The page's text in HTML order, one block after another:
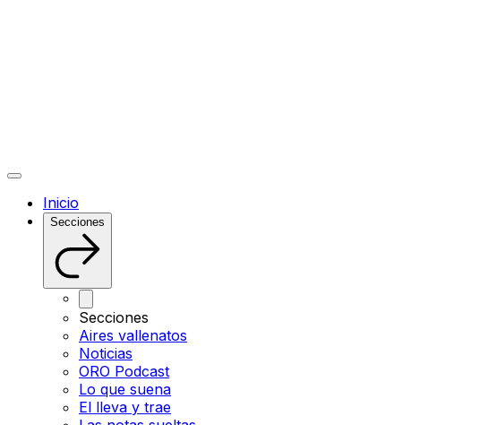
Inicio
Secciones
Secciones
Aires vallenatos
Noticias
ORO Podcast
Lo que suena
El lleva y trae